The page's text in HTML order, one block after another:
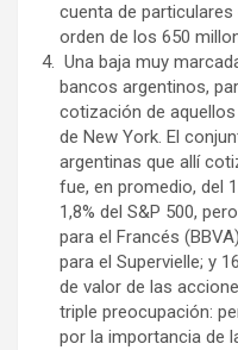
cuenta de
orden de los 650
Una baja muy
bancos argentinos,
cotización de
de New York. El
argentinas que allí
fue, en promedio, del
1,8% del S&P 500,
para el Francés
para el Supervielle; y
de valor de las
triple preocupación:
por la importancia de